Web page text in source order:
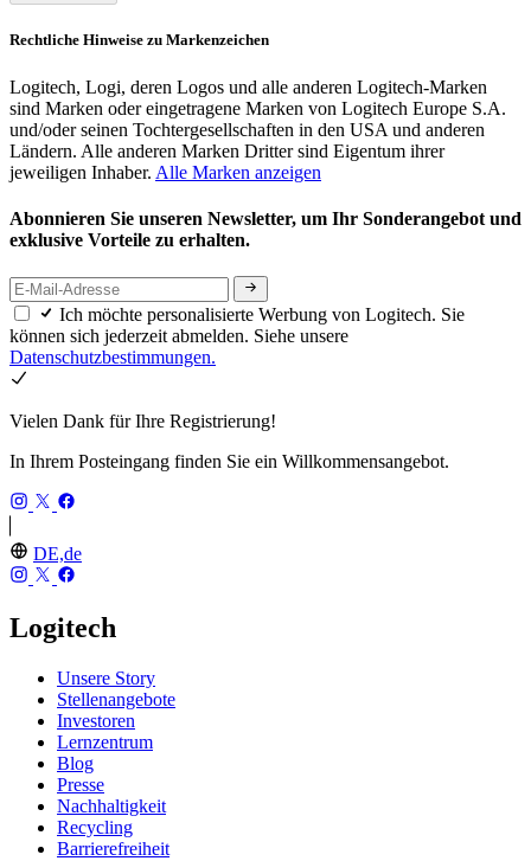
Rechtliche Hinweise zu Markenzeichen
Logitech, Logi, deren Logos und alle anderen Logitech-Marken
sind Marken oder eingetragene Marken von Logitech Europe S.A.
und/oder seinen Tochtergesellschaften in den USA und anderen
Ländern. Alle anderen Marken Dritter sind Eigentum ihrer
jeweiligen Inhaber. Alle Marken anzeigen
Abonnieren Sie unseren Newsletter, um Ihr Sonderangebot und
exklusive Vorteile zu erhalten.
Ich möchte personalisierte Werbung von Logitech. Sie
können sich jederzeit abmelden. Siehe unsere
Datenschutzbestimmungen.
Vielen Dank für Ihre Registrierung!
In Ihrem Posteingang finden Sie ein Willkommensangebot.
DE,de
Logitech
Unsere Story
Stellenangebote
Investoren
Lernzentrum
Blog
Presse
Nachhaltigkeit
Recycling
Barrierefreiheit